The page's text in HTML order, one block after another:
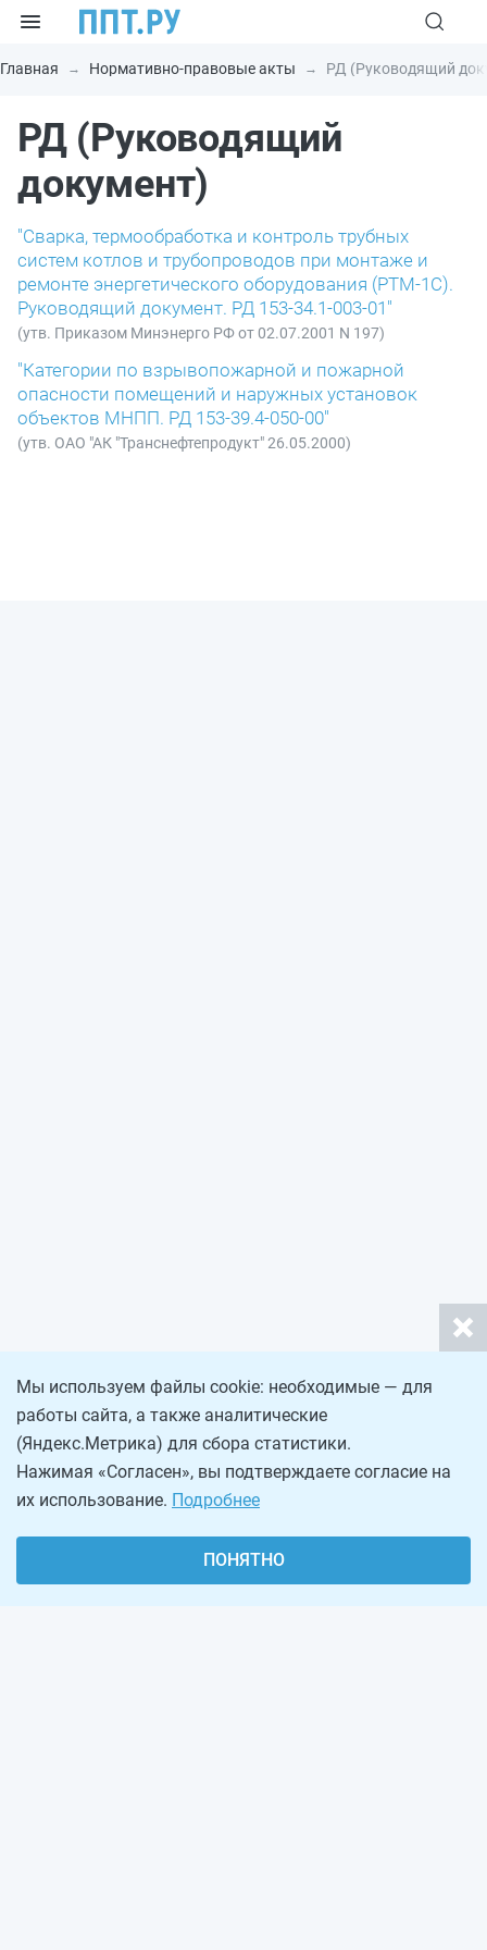
Главная Нормативно-правовые акты РД (Руководящий
РД (Руководящий
документ)
"Сварка, термообработка и контроль трубных
систем котлов и трубопроводов при монтаже и
ремонте энергетического оборудования (РТМ-1С).
Руководящий документ. РД 153-34.1-003-01"
(утв. Приказом Минэнерго РФ от 02.07.2001 N 197)
"Категории по взрывопожарной и пожарной
опасности помещений и наружных установок
объектов МНПП. РД 153-39.4-050-00"
(утв. ОАО "АК "Транснефтепродукт" 26.05.2000)
Мы используем файлы cookie: необходимые — для
работы сайта, а также аналитические
(Яндекс.Метрика) для сбора статистики.
Нажимая «Согласен», вы подтверждаете согласие на
их использование. Подробнее
ПОНЯТНО